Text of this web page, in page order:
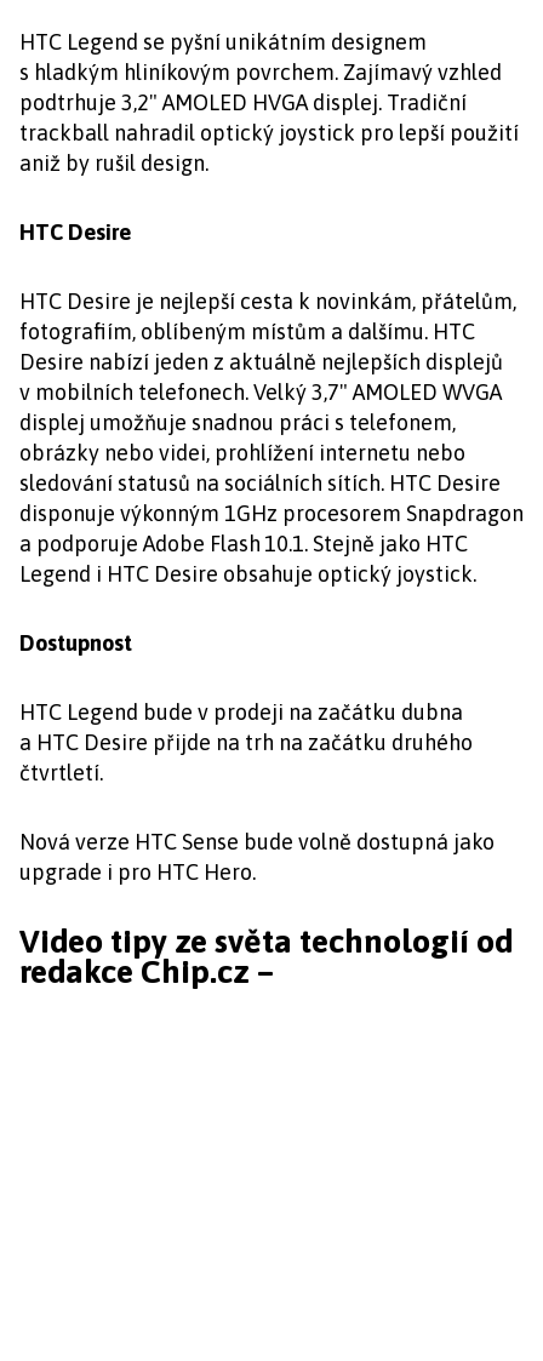
HTC Legend se pyšní unikátním designem
s hladkým hliníkovým povrchem. Zajímavý vzhled
podtrhuje 3,2" AMOLED HVGA displej. Tradiční
trackball nahradil optický joystick pro lepší použití
aniž by rušil design.
HTC Desire
HTC Desire je nejlepší cesta k novinkám, přátelům,
fotografiím, oblíbeným místům a dalšímu. HTC
Desire nabízí jeden z aktuálně nejlepších displejů
v mobilních telefonech. Velký 3,7" AMOLED WVGA
displej umožňuje snadnou práci s telefonem,
obrázky nebo videi, prohlížení internetu nebo
sledování statusů na sociálních sítích. HTC Desire
disponuje výkonným 1GHz procesorem Snapdragon
a podporuje Adobe Flash 10.1. Stejně jako HTC
Legend i HTC Desire obsahuje optický joystick.
Dostupnost
HTC Legend bude v prodeji na začátku dubna
a HTC Desire přijde na trh na začátku druhého
čtvrtletí.
Nová verze HTC Sense bude volně dostupná jako
upgrade i pro HTC Hero.
Video tipy ze světa technologií od
redakce Chip.cz –